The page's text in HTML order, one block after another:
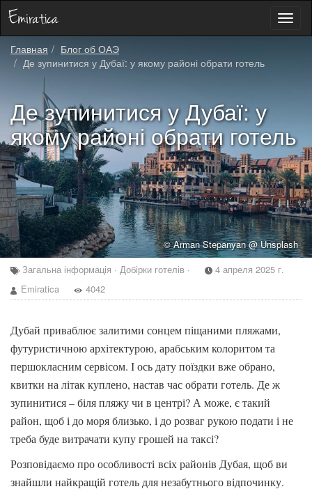
Главная
Блог об ОАЭ
Де зупинитися у Дубаї: у якому районі обрати готель
Де зупинитися у Дубаї: у
якому районі обрати готель
© Arman Stepanyan @ Unsplash
Загальна інформація · Добірки готелів ·
4 апреля 2025 г.
Emiratica
4042
Дубай приваблює залитими сонцем піщаними пляжами,
футуристичною архітектурою, арабським колоритом та
першокласним сервісом. І ось дату поїздки вже обрано,
квитки на літак куплено, настав час обрати готель. Де ж
зупинитися – біля пляжу чи в центрі? А може, є такий
район, щоб і до моря близько, і до розваг рукою подати і не
треба буде витрачати купу грошей на таксі?
Розповідаємо про особливості всіх районів Дубая, щоб ви
знайшли найкращій готель для незабутнього відпочинку.